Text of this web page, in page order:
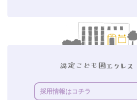
採用情報はコチラ